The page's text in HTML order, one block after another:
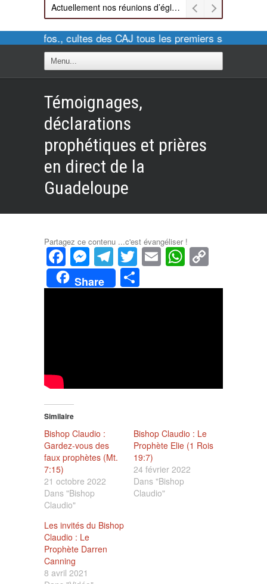
Actuellement nos réunions d’église sont retransmises sur ZOOM les dimanches à 11h et vendredis à 20h00
Pour infos., cultes des CAJ tous les premiers samedis
Témoignages,
déclarations
prophétiques et prières
en direct de la
Guadeloupe
Partagez ce contenu ...c'est évangéliser !
Facebook
Messenger
Telegram
Twitter
Email
Share
Similaire
Bishop Claudio :
Gardez-vous des
faux prophètes (Mt.
7:15)
21 octobre 2022
Dans "Bishop
Claudio"
Bishop Claudio : Le
Prophète Elie (1 Rois
19:7)
24 février 2022
Dans "Bishop
Claudio"
Les invités du Bishop
Claudio : Le
Prophète Darren
Canning
8 avril 2021